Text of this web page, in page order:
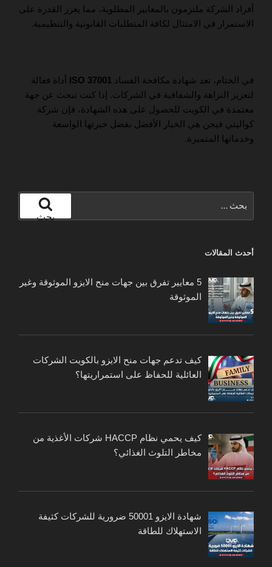
أفراد الشركة ملتزمون بالمعايير المطلوبة، مما يعزز القدرة على
الاستمرار في الامتثال لكافة المتطلبات القانونية والتنظيمية.
في الختام، تعد شهادة مكافحة الفساد ISO 37001 أداة فعالة
لتعزيز النزاهة والشفافية في الشركات. إذا كنت تبحث عن جهة
معتمدة في الكويت للحصول على هذه الشهادة، فإن شركة
كواليتي فيجن هي الخيار الأفضل بفضل خبرتها الواسعة
وخدماتها المتميزة.
عن:
بحث
أحدث المقالات
5 معايير تفرق بين جهات منح الايزو الموثوقة وغير
الموثوقة
كيف تدعم جهات منح الايزو بالكويت الشركات
العائلية للحفاظ على استمراريتها؟
كيف يحمي نظام HACCP شركات الأغذية من
مخاطر التلوث الغذائي؟
شهادة الايزو 50001 ضرورية للشركات كثيفة
الاستهلاك للطاقة